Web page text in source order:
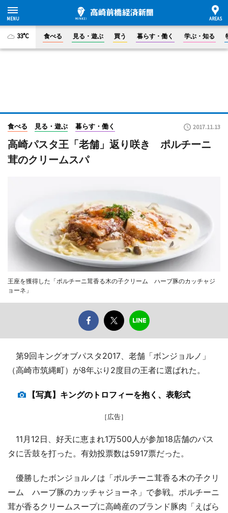
33°C 食べる 見る・遊ぶ 買う 暮らす・働く 学ぶ・知る
食べる 見る・遊ぶ 暮らす・働く 2017.11.13
高崎パスタ王「老舗」返り咲き ポルチーニ
茸のクリームスパ
王座を獲得した「ポルチーニ茸香る木の子クリーム ハーブ豚のカッチャジ
ョーネ」
第9回キングオブパスタ2017、老舗「ボンジョルノ」
（高崎市筑縄町）が8年ぶり2度目の王者に選ばれた。
【写真】キングのトロフィーを抱く、表彰式
［広告］
11月12日、好天に恵まれ1万500人が参加18店舗のパス
タに舌鼓を打った。有効投票数は5917票だった。
優勝したボンジョルノは「ポルチーニ茸香る木の子クリ
ーム ハーブ豚のカッチャジョーネ」で参戦。ポルチーニ
茸が香るクリームスープに高崎産のブランド豚肉「えばら